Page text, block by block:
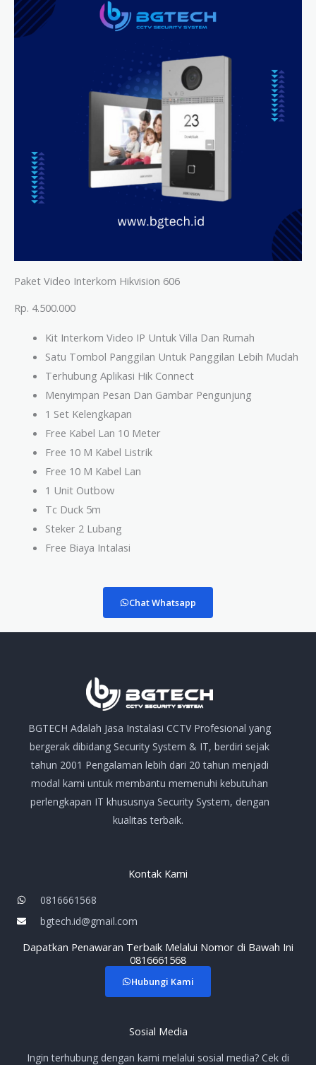
Paket Video Interkom Hikvision 606
Rp. 4.500.000
Kit Interkom Video IP Untuk Villa Dan Rumah
Satu Tombol Panggilan Untuk Panggilan Lebih Mudah
Terhubung Aplikasi Hik Connect
Menyimpan Pesan Dan Gambar Pengunjung
1 Set Kelengkapan
Free Kabel Lan 10 Meter
Free 10 M Kabel Listrik
Free 10 M Kabel Lan
1 Unit Outbow
Tc Duck 5m
Steker 2 Lubang
Free Biaya Intalasi
Chat Whatsapp
BGTECH Adalah Jasa Instalasi CCTV Profesional yang
bergerak dibidang Security System & IT, berdiri sejak
tahun 2001 Pengalaman lebih dari 20 tahun menjadi
modal kami untuk membantu memenuhi kebutuhan
perlengkapan IT khususnya Security System, dengan
kualitas terbaik.
Kontak Kami
0816661568
bgtech.id@gmail.com
Dapatkan Penawaran Terbaik Melalui Nomor di Bawah Ini
0816661568
Hubungi Kami
Sosial Media
Ingin terhubung dengan kami melalui sosial media? Cek di